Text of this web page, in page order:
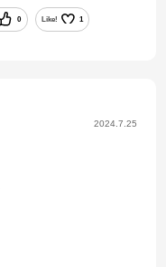
0 Like! 1
2024.7.25